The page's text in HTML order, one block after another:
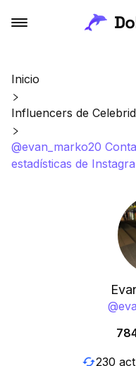
Inicio
Influencers de
@evan_marko20
estadísticas de
@
230